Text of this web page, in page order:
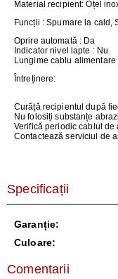
Material recipient: Oțel
Funcții : Spumare la cald,
Oprire automată: Da
Indicator nivel lapte : Nu
Lungime cablu alimentare
Întreținere:
Curăță recipientul după
Nu folosiți substanțe
Verifică periodic cablul
Contactează serviciul de
Specificații
Garanție:
Culoare:
Comentarii